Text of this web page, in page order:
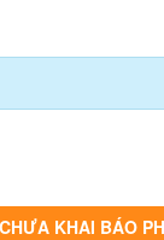
CHƯA KHAI BÁO